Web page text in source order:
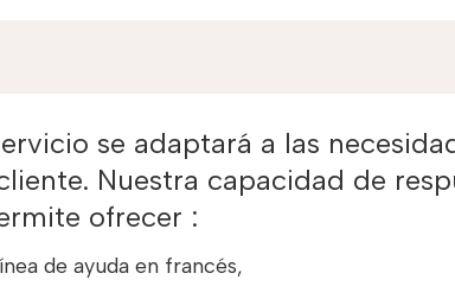
se adaptará a las
Nuestra capacidad de
ofrecer :
de ayuda en francés,